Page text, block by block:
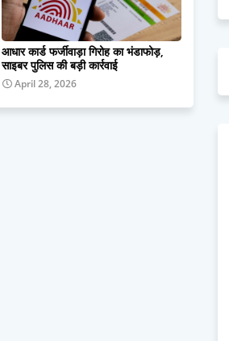
आधार कार्ड फर्जीवाड़ा गिरोह का भंडाफोड़,
साइबर पुलिस की बड़ी कार्रवाई
April 28, 2026